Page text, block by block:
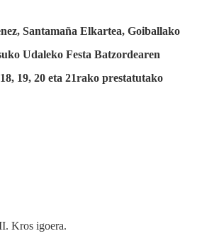
Santamaña Elkartea, Goiballako
Udaleko Festa Batzordearen
19, 20 eta 21rako prestatutako
Kros igoera.